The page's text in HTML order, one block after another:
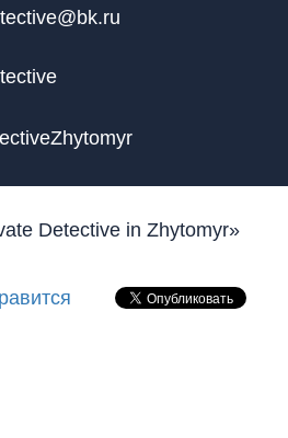
Detective in Zhytomyr»